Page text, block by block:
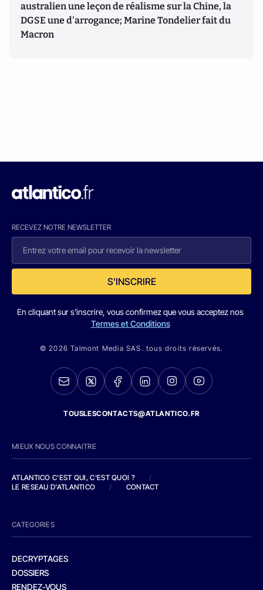
australien une leçon de réalisme sur la Chine, la
DGSE une d'arrogance; Marine Tondelier fait du
Macron
RECEVEZ NOTRE NEWSLETTER
S'INSCRIRE
En cliquant sur s'inscrire, vous confirmez que vous acceptez nos
Termes et Conditions
© 2026 Talmont Media SAS. tous droits réservés.
TOUSLESCONTACTS@ATLANTICO.FR
MIEUX NOUS CONNAITRE
ATLANTICO C'EST QUI, C'EST QUOI ?
/
LE RESEAU D'ATLANTICO
/ CONTACT
CATEGORIES
DECRYPTAGES
DOSSIERS
RENDEZ-VOUS